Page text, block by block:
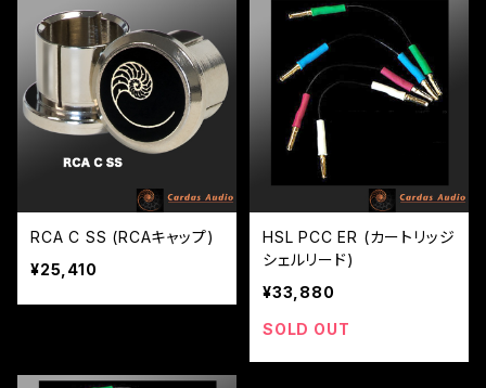
RCA C SS (RCAキャップ)
¥25,410
HSL PCC ER (カートリッジ
シェルリード)
¥33,880
SOLD OUT